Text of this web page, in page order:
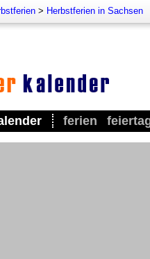
> Herbstferien in Sachsen
ferien